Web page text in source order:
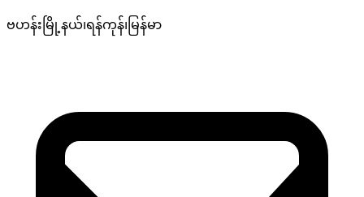
ဗဟန်းမြို့နယ်၊ရန်ကုန်၊မြန်မာ